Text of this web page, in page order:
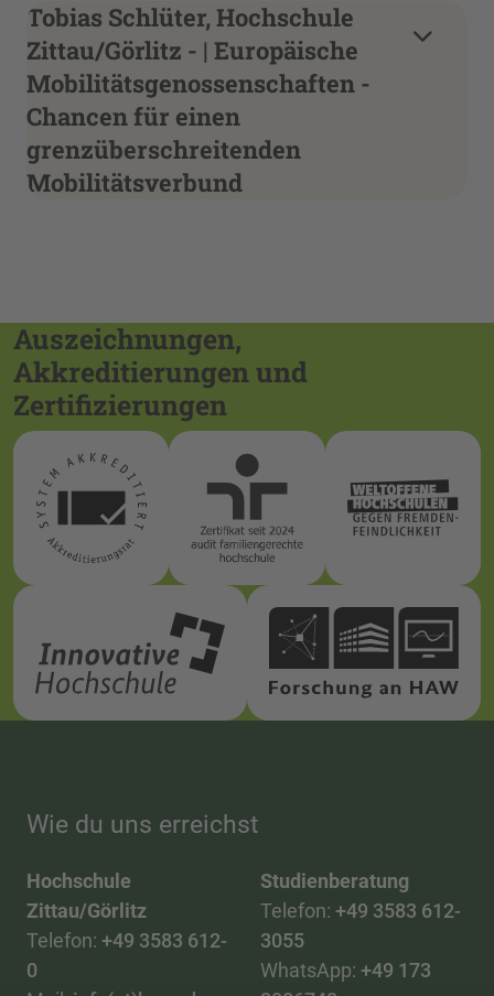
Tobias Schlüter, Hochschule
Zittau/Görlitz - | Europäische
Mobilitätsgenossenschaften -
Chancen für einen
grenzüberschreitenden
Mobilitätsverbund
Auszeichnungen,
Akkreditierungen und
Zertifizierungen
Wie du uns erreichst
Hochschule
Zittau/Görlitz
Telefon: +49 3583 612-
0
Studienberatung
Telefon: +49 3583 612-
3055
WhatsApp: +49 173